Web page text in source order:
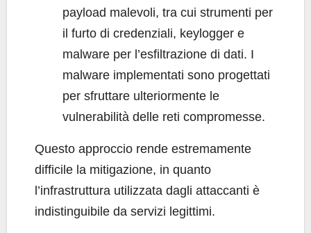
payload malevoli, tra cui strumenti per
il furto di credenziali, keylogger e
malware per l’esfiltrazione di dati. I
malware implementati sono progettati
per sfruttare ulteriormente le
vulnerabilità delle reti compromesse.
Questo approccio rende estremamente
difficile la mitigazione, in quanto
l’infrastruttura utilizzata dagli attaccanti è
indistinguibile da servizi legittimi.